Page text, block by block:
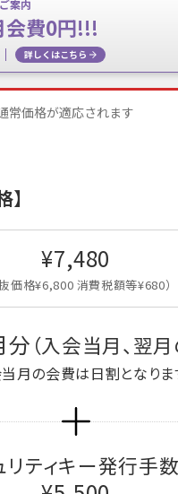
案内
会費0円!!!
詳しくはこちら
常価格が適応されます
】
¥7,480
抜価格¥6,800 消費税額等¥680）
分 （入会当月、翌
月の会費は日割となりま
リティキー発行手